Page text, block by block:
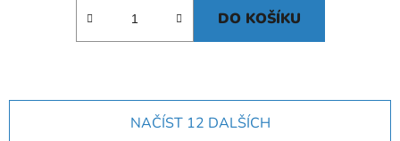
DO KOŠÍKU
NAČÍST 12 DALŠÍCH